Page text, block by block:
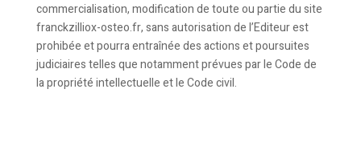
commercialisation, modification de toute ou partie du site
franckzilliox-osteo.fr, sans autorisation de l’Editeur est
prohibée et pourra entraînée des actions et poursuites
judiciaires telles que notamment prévues par le Code de
la propriété intellectuelle et le Code civil.